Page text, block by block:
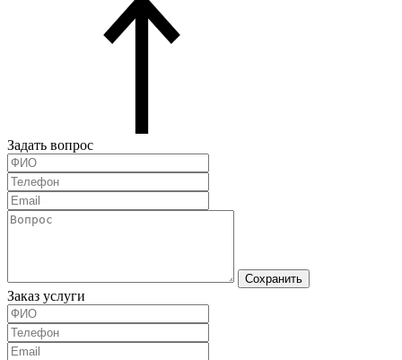
Задать вопрос
Сохранить
Заказ услуги